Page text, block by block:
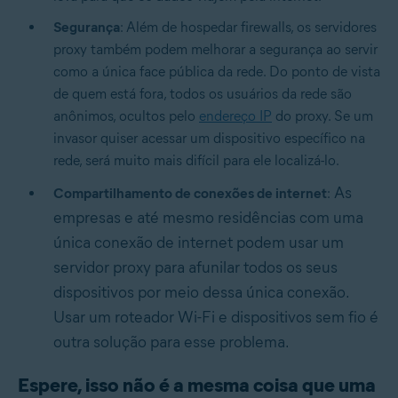
Segurança: Além de hospedar firewalls, os servidores
proxy também podem melhorar a segurança ao servir
como a única face pública da rede. Do ponto de vista
de quem está fora, todos os usuários da rede são
anônimos, ocultos pelo endereço IP do proxy. Se um
invasor quiser acessar um dispositivo específico na
rede, será muito mais difícil para ele localizá-lo.
Compartilhamento de conexões de internet: As
empresas e até mesmo residências com uma
única conexão de internet podem usar um
servidor proxy para afunilar todos os seus
dispositivos por meio dessa única conexão.
Usar um roteador Wi-Fi e dispositivos sem fio é
outra solução para esse problema.
Espere, isso não é a mesma coisa que uma